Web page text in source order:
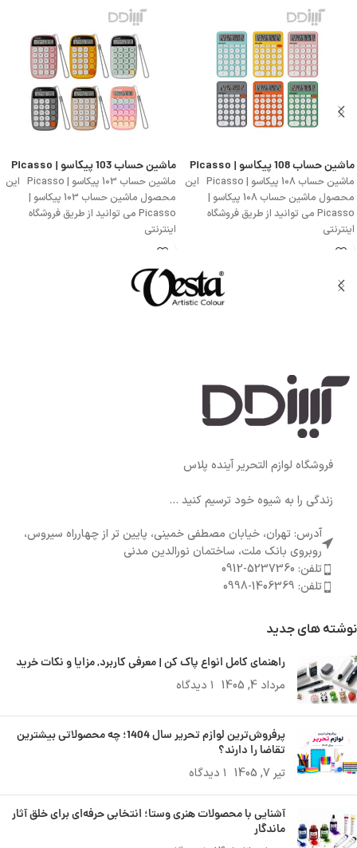
ماشین حساب 108 پیکاسو | Picasso
ماشین حساب 108 پیکاسو | Picasso این
محصول ماشین حساب 108 پیکاسو |
Picasso می توانید از طریق فروشگاه
اینترنتی
ماشین حساب 103 پیکاسو | Picasso
ماشین حساب 103 پیکاسو | Picasso این
محصول ماشین حساب 103 پیکاسو |
Picasso می توانید از طریق فروشگاه
اینترنتی
فروشگاه لوازم التحریر آینده پلاس
زندگی را به شیوه خود ترسیم کنید ...
آدرس: تهران، خیابان مصطفی خمینی، پایین تر از چهارراه سیروس،
روبروی بانک ملت، ساختمان نورالدین مدنی
تلفن: 5237360-0912
تلفن: 1406369-0998
نوشته های جدید
راهنمای کامل انواع پاک کن | معرفی کاربرد, مزایا و نکات خرید
مرداد 4, 1405 ۱ دیدگاه
پرفروش‌ترین لوازم تحریر سال 1404؛ چه محصولاتی بیشترین
تقاضا را دارند؟
تیر 7, 1405 ۱ دیدگاه
آشنایی با محصولات هنری وستا؛ انتخابی حرفه‌ای برای خلق آثار
ماندگار